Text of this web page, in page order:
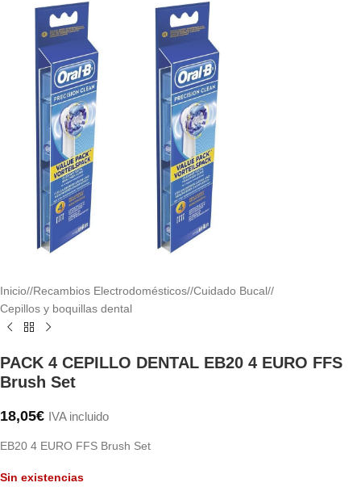
Inicio/ Recambios Electrodomésticos/ Cuidado Bucal/
Cepillos y boquillas dental
PACK 4 CEPILLO DENTAL EB20 4 EURO FFS
Brush Set
18,05€ IVA incluido
EB20 4 EURO FFS Brush Set
Sin existencias